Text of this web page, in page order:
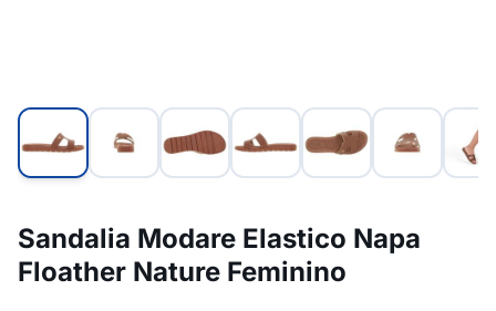
Sandalia Modare Elastico Napa
Floather Nature Feminino